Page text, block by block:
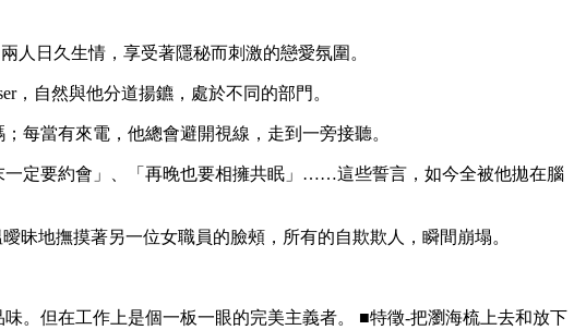
人日久生情，享受著隱秘而刺激的戀愛氛圍。
，自然與他分道揚鑣，處於不同的部門。
每當有來電，他總會避開視線，走到一旁接聽。
定要約會」、「再晚也要相擁共眠」……這些誓言，如今全被他拋在腦
地撫摸著另一位女職員的臉頰，所有的自欺欺人，瞬間崩塌。
。但在工作上是個一板一眼的完美主義者。 ■特徵-把瀏海梳上去和放下